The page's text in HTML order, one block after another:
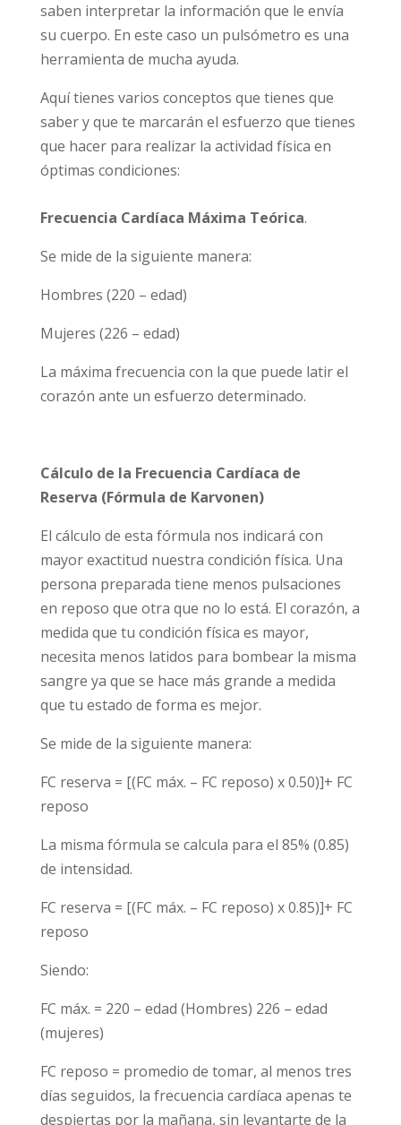
saben interpretar la información que le envía
su cuerpo. En este caso un pulsómetro es una
herramienta de mucha ayuda.
Aquí tienes varios conceptos que tienes que
saber y que te marcarán el esfuerzo que tienes
que hacer para realizar la actividad física en
óptimas condiciones:
Frecuencia Cardíaca Máxima Teórica.
Se mide de la siguiente manera:
Hombres (220 – edad)
Mujeres (226 – edad)
La máxima frecuencia con la que puede latir el
corazón ante un esfuerzo determinado.
Cálculo de la Frecuencia Cardíaca de
Reserva (Fórmula de Karvonen)
El cálculo de esta fórmula nos indicará con
mayor exactitud nuestra condición física. Una
persona preparada tiene menos pulsaciones
en reposo que otra que no lo está. El corazón, a
medida que tu condición física es mayor,
necesita menos latidos para bombear la misma
sangre ya que se hace más grande a medida
que tu estado de forma es mejor.
Se mide de la siguiente manera:
FC reserva = [(FC máx. – FC reposo) x 0.50)]+ FC
reposo
La misma fórmula se calcula para el 85% (0.85)
de intensidad.
FC reserva = [(FC máx. – FC reposo) x 0.85)]+ FC
reposo
Siendo:
FC máx. = 220 – edad (Hombres) 226 – edad
(mujeres)
FC reposo = promedio de tomar, al menos tres
días seguidos, la frecuencia cardíaca apenas te
despiertas por la mañana, sin levantarte de la